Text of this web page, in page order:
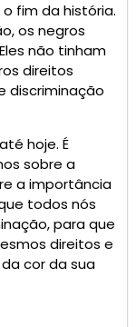
fim da história.
os negros
não tinham
direitos
discriminação
hoje. É
sobre a
a importância
todos nós
para que
direitos e
cor da sua